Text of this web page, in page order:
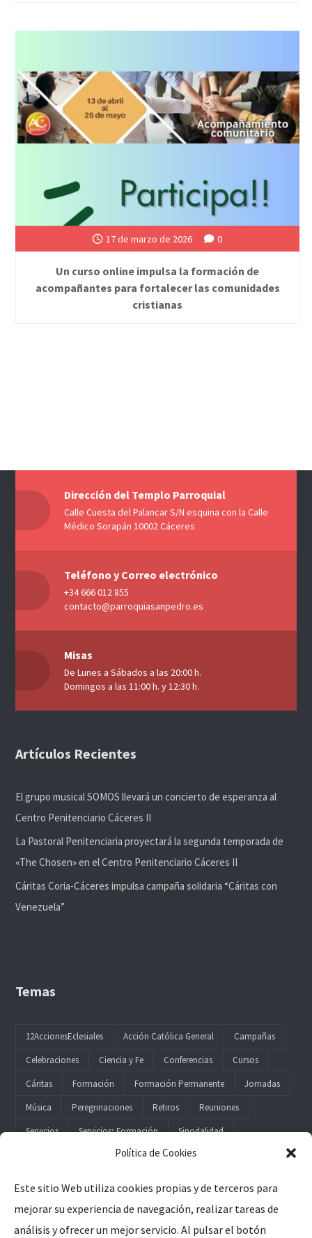
Política de Cookies
Este sitio Web utiliza cookies propias y de terceros para
mejorar su experiencia de navegación, realizar tareas de
análisis y ofrecer un mejor servicio. Al pulsar el botón
17 de marzo de 2026 0
Un curso online impulsa la formación de
acompañantes para fortalecer las comunidades
cristianas
Dirección del Templo Parroquial
Calle Cuesta del Palancar S/N esquina con la Calle
Médico Sorapán 10002 Cáceres
Teléfono y Correo electrónico
+34 666 012 855
contacto@parroquiasanpedro.es
Misas
De Lunes a Sábados a las 20:00 h.
Domingos a las 11:00 h. y 12:30 h.
Artículos Recientes
El grupo musical SOMOS llevará un concierto de esperanza al
Centro Penitenciario Cáceres II
La Pastoral Penitenciaria proyectará la segunda temporada de
«The Chosen» en el Centro Penitenciario Cáceres II
Cáritas Coria-Cáceres impulsa campaña solidaria “Cáritas con
Venezuela”
Temas
12AccionesEclesiales Acción Católica General
Campañas
Celebraciones
Ciencia y Fe Conferencias
Cursos
Cáritas
Formación Formación Permanente
Jornadas
Música
Peregrinaciones Retiros
Reuniones
Servicios
Servicios; Formación Sinodalidad
Legal